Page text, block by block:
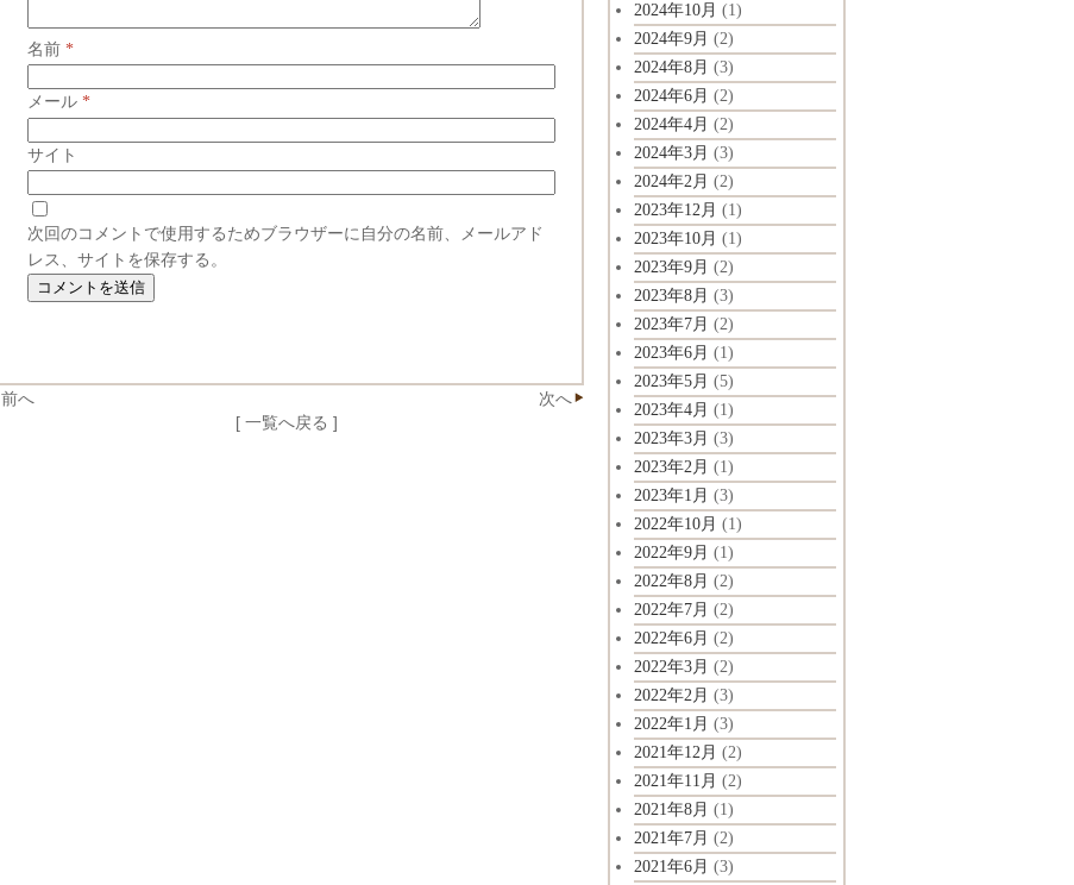
2024年10月 (1)
2024年9月 (2)
2024年8月 (3)
2024年6月 (2)
2024年4月 (2)
2024年3月 (3)
2024年2月 (2)
2023年12月 (1)
2023年10月 (1)
2023年9月 (2)
2023年8月 (3)
2023年7月 (2)
2023年6月 (1)
2023年5月 (5)
2023年4月 (1)
2023年3月 (3)
2023年2月 (1)
2023年1月 (3)
2022年10月 (1)
2022年9月 (1)
2022年8月 (2)
2022年7月 (2)
2022年6月 (2)
2022年3月 (2)
2022年2月 (3)
2022年1月 (3)
2021年12月 (2)
2021年11月 (2)
2021年8月 (1)
2021年7月 (2)
2021年6月 (3)
名前 *
メール *
サイト
次回のコメントで使用するためブラウザーに自分の名前、メールアド
レス、サイトを保存する。
前へ
次へ
[ 一覧へ戻る ]